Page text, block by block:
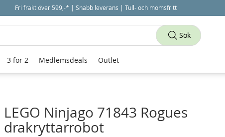
Fri frakt över 599,-* | Snabb leverans | Tull- och momsfritt
LEGO Ninjago 71843 Rogues
drakryttarrobot
Sök
3 för 2 Medlemsdeals Outlet